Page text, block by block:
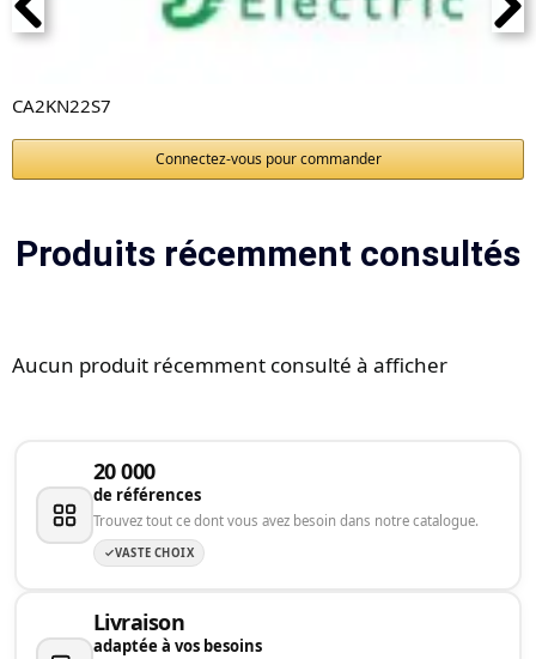
CA2KN22S7
Connectez-vous pour commander
Produits récemment consultés
Aucun produit récemment consulté à afficher
20 000
de références
Trouvez tout ce dont vous avez besoin dans notre catalogue.
VASTE CHOIX
Livraison
adaptée à vos besoins